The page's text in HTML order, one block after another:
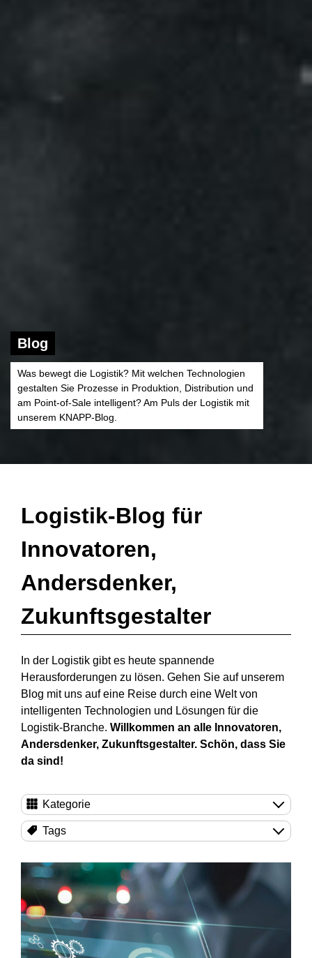
Blog
Was bewegt die Logistik? Mit welchen Technologien
gestalten Sie Prozesse in Produktion, Distribution und
am Point-of-Sale intelligent? Am Puls der Logistik mit
unserem KNAPP-Blog.
Logistik-Blog für
Innovatoren,
Andersdenker,
Zukunftsgestalter
In der Logistik gibt es heute spannende
Herausforderungen zu lösen. Gehen Sie auf unserem
Blog mit uns auf eine Reise durch eine Welt von
intelligenten Technologien und Lösungen für die
Logistik-Branche. Willkommen an alle Innovatoren,
Andersdenker, Zukunftsgestalter. Schön, dass Sie
da sind!